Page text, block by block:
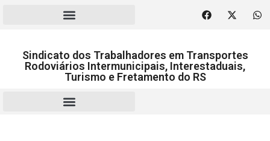
Sindicato dos Trabalhadores em Transportes
Rodoviários Intermunicipais, Interestaduais,
Turismo e Fretamento do RS